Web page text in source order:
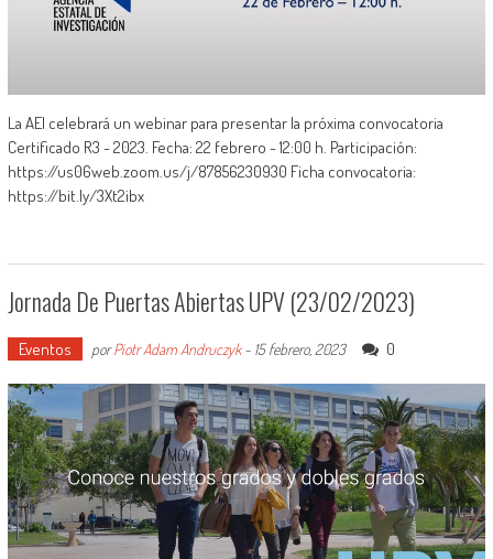
La AEI celebrará un webinar para presentar la próxima convocatoria
Certificado R3 - 2023. Fecha: 22 febrero - 12:00 h. Participación:
https://us06web.zoom.us/j/87856230930 Ficha convocatoria:
https://bit.ly/3Xt2ibx
Jornada De Puertas Abiertas UPV (23/02/2023)
Eventos porPiotr Adam Andruczyk- 15 febrero, 2023 0